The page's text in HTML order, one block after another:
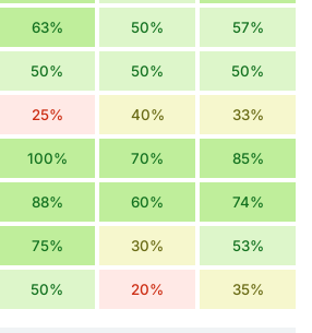
63% 50% 57%
50% 50% 50%
25% 40% 33%
100% 70% 85%
88% 60% 74%
75% 30% 53%
50% 20% 35%